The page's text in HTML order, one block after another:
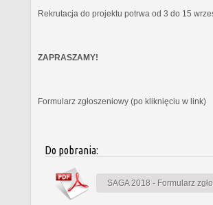
Rekrutacja do projektu potrwa od 3 do 15
ZAPRASZAMY!
Formularz zgłoszeniowy (po kliknięciu w link)
Do pobrania:
SAGA 2018 - Formularz